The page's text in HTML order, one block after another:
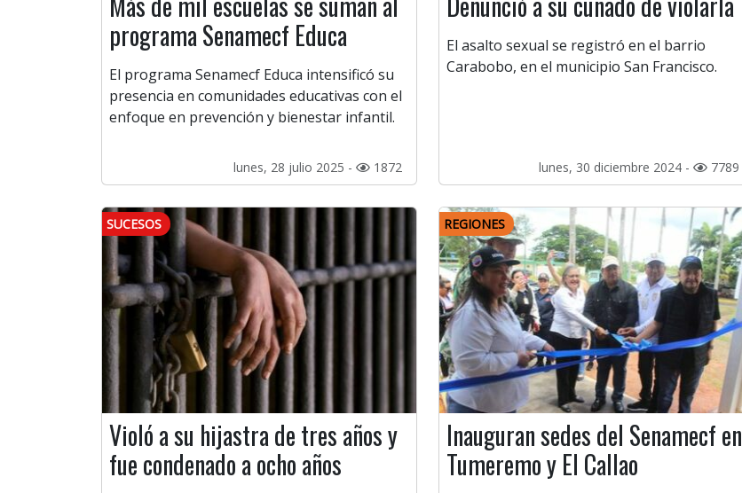
programa Senamecf Educa
El programa Senamecf Educa intensificó su
presencia en comunidades educativas con el
enfoque en prevención y bienestar infantil.
lunes, 28 julio 2025 - 1872
El asalto sexual se registró en el barrio
Carabobo, en el municipio San Francisco.
lunes, 30 diciembre 2024 - 7789
SUCESOS
Violó a su hijastra de tres años y
fue condenado a ocho años
REGIONES
Inauguran sedes del Senamecf en
Tumeremo y El Callao